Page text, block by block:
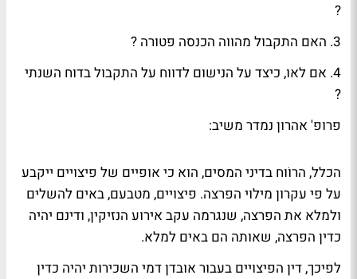
?
3. האם התקבול מהווה הכנסה פטורה ?
4. אם לאו, כיצד על הנישום לדווח על התקבול בדוח השנתי
?
פרופ' אהרון נמדר משיב:
הכלל, הרוֹוח בדיני המסים, הוא כי אופיים של פיצויים ייקבע
על פי עקרון מילוי הפרצה. פיצויים, מטבעם, באים להשלים
ולמלא את הפרצה, שנגרמה עקב אירוע הנזיקין, ודינם יהיה
כדין הפרצה, שאותה הם באים למלא.
לפיכך, דין הפיצויים בעבור אובדן דמי השכירות יהיה כדין